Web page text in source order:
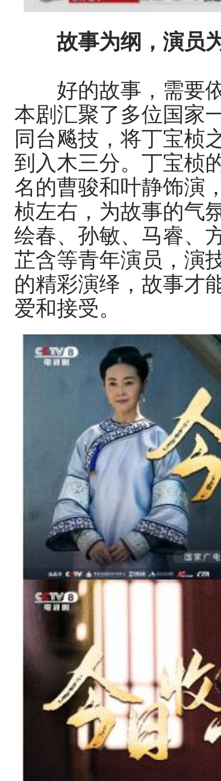
故事为纲，演员为
好的故事，需要依
本剧汇聚了多位国家
同台飚技，将丁宝桢
到入木三分。丁宝桢
名的曹骏和叶静饰演
桢左右，为故事的气
绘春、孙敏、马睿、
芷含等青年演员，演
的精彩演绎，故事才
爱和接受。